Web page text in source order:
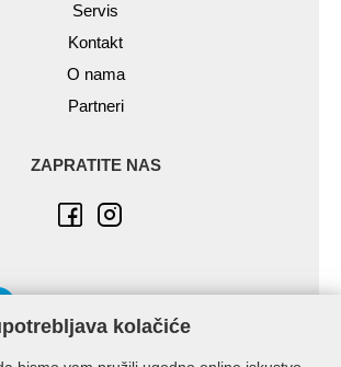
Servis
Kontakt
O nama
Partneri
ZAPRATITE NAS
kolačiće